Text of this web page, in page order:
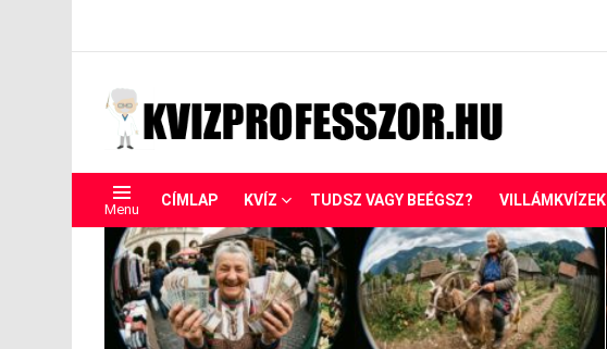
Menu CÍMLAP KVÍZ TUDSZ VAGY BEÉGSZ? VILLÁMKVÍZEK
LEGUTÓBBIAK